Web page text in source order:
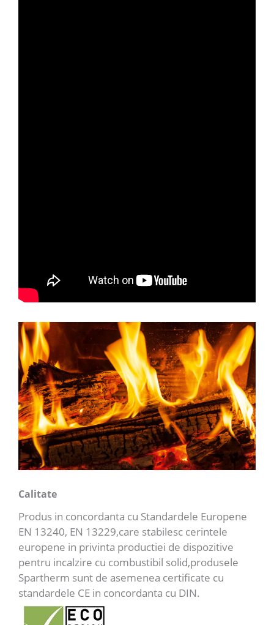
Calitate
Produs in concordanta cu Standardele Europene
EN 13240, EN 13229,care stabilesc cerintele
europene in privinta productiei de dispozitive
pentru incalzire cu combustibil solid,produsele
Spartherm sunt de asemenea certificate cu
standardele CE in concordanta cu DIN.